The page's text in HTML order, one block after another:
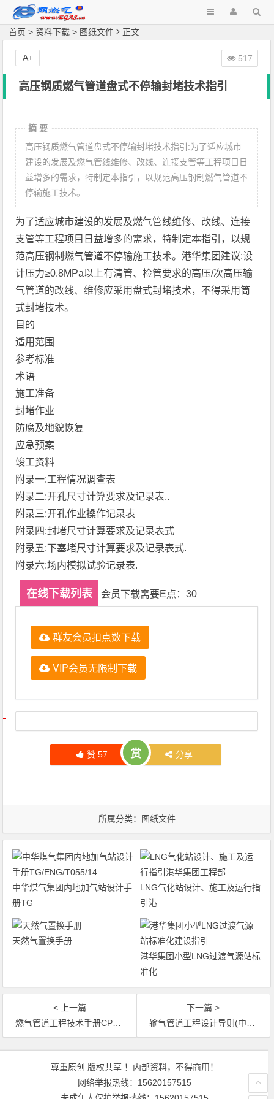
首页 >资料下载 > 图纸文件 正文
高压钢质燃气管道盘式不停输封堵技术指引
摘 要
高压钢质燃气管道盘式不停输封堵技术指引:为了适应城市
建设的发展及燃气管线维修、改线、连接支管等工程项目日
益增多的需求，特制定本指引，以规范高压钢制燃气管道不
停输施工技术。
为了适应城市建设的发展及燃气管线维修、改线、连接
支管等工程项目日益增多的需求，特制定本指引，以规
范高压钢制燃气管道不停输施工技术。港华集团建议:设
计压力≥0.8MPa以上有清管、检管要求的高压/次高压输
气管道的改线、维修应采用盘式封堵技术，不得采用筒
式封堵技术。
目的
适用范围
参考标准
术语
施工准备
封堵作业
防腐及地貌恢复
应急预案
竣工资料
附录一:工程情况调查表
附录二:开孔尺寸计算要求及记录表..
附录三:开孔作业操作记录表
附录四:封堵尺寸计算要求及记录表式
附录五:下塞堵尺寸计算要求及记录表式.
附录六:场内模拟试验记录表.
在线下载列表 会员下载需要E点：30
群友会员扣点数下载
VIP会员无限制下载
文章导航
赞 57 赏 分享
517
A+
所属分类： 图纸文件
中华煤气集团内地加气站设计手
册TG
LNG气化站设计、施工及运行指
引港
天然气置换手册
港华集团小型LNG过渡气源站标
准化
< 上一篇
燃气管道工程技术手册CPECC
下一篇 >
输气管道工程设计导则(中石油2008)
文章导航
尊重原创 版权共享 ！内部资料，不得商用！
网络举报热线：15620157515